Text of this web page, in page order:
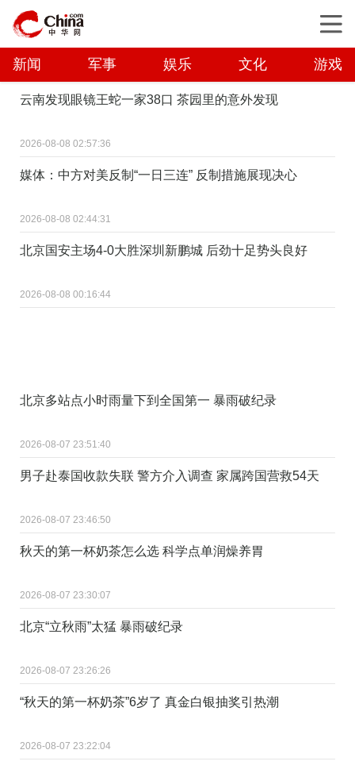
新闻 军事 娱乐 文化 游戏
云南发现眼镜王蛇一家38口 茶园里的意外发现
2026-08-08 02:57:36
媒体：中方对美反制“一日三连” 反制措施展现决心
2026-08-08 02:44:31
北京国安主场4-0大胜深圳新鹏城 后劲十足势头良好
2026-08-08 00:16:44
北京多站点小时雨量下到全国第一 暴雨破纪录
2026-08-07 23:51:40
男子赴泰国收款失联 警方介入调查 家属跨国营救54天
2026-08-07 23:46:50
秋天的第一杯奶茶怎么选 科学点单润燥养胃
2026-08-07 23:30:07
北京“立秋雨”太猛 暴雨破纪录
2026-08-07 23:26:26
“秋天的第一杯奶茶”6岁了 真金白银抽奖引热潮
2026-08-07 23:22:04